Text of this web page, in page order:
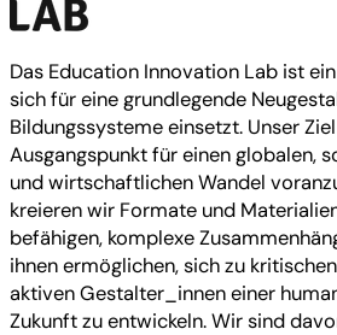
Das Education Innovation Lab ist
sich für eine grundlegende
Bildungssysteme einsetzt. Unser
Ausgangspunkt für einen globalen,
und wirtschaftlichen Wandel
kreieren wir Formate und
befähigen, komplexe
ihnen ermöglichen, sich zu
aktiven Gestalter_innen einer
Zukunft zu entwickeln. Wir sind